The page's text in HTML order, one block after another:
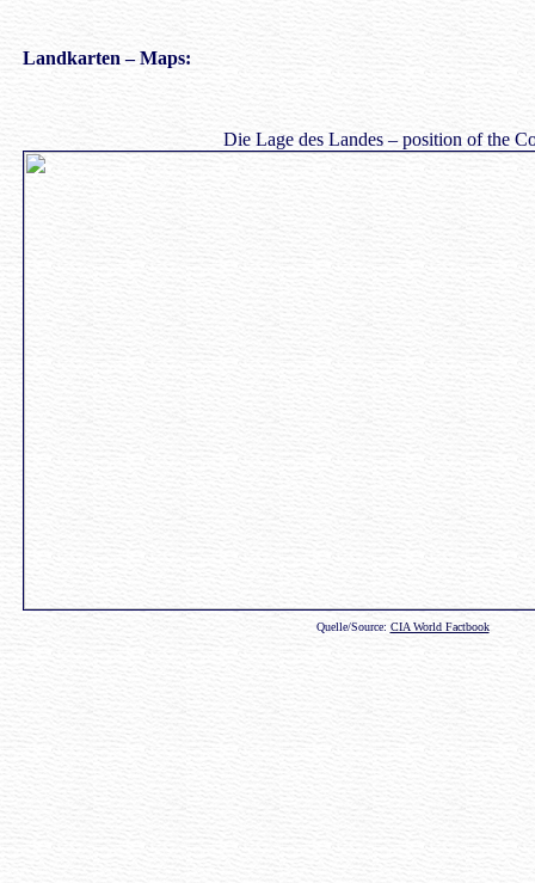
Landkarten – Maps:
Die Lage des Landes – position of the
Quelle/Source: CIA World Factbook